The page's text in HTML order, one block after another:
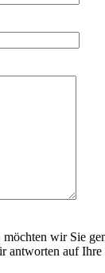
wir Sie
antworten auf